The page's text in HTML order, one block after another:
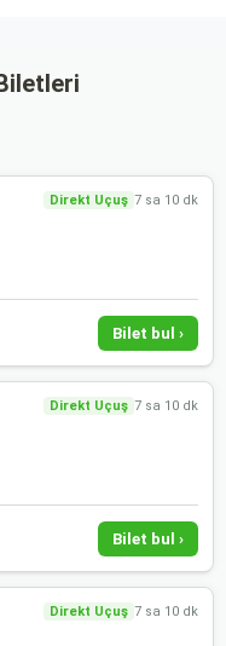
Direkt Uçuş 7 sa 10 dk
Bilet bul ›
Direkt Uçuş 7 sa 10 dk
Bilet bul ›
Direkt Uçuş 7 sa 10 dk